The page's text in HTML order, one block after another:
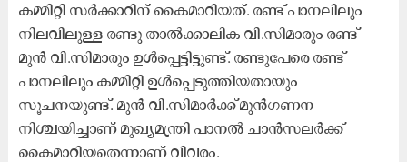
കമ്മിറ്റി സർക്കാറിന് കൈമാറിയത്. രണ്ട് പാനലിലും
നിലവിലുള്ള രണ്ടു താൽക്കാലിക വി.സിമാരും രണ്ട്
മുൻ വി.സിമാരും ഉൾപ്പെട്ടിട്ടുണ്ട്. രണ്ടുപേരെ രണ്ട്
പാനലിലും കമ്മിറ്റി ഉൾപ്പെടുത്തിയതായും
സൂചനയുണ്ട്. മുൻ വി.സിമാർക്ക് മുൻഗണന
നിശ്ചയിച്ചാണ് മുഖ്യമന്ത്രി പാനൽ ചാൻസലർക്ക്
കൈമാറിയതെന്നാണ് വിവരം.